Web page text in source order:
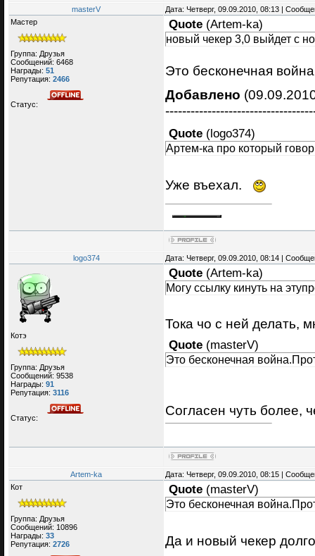
masterV
Дата: Четверг, 09.09.2010, 08:13 |
Мастер
Группа: Друзья
Сообщений: 6468
Награды: 51
Репутация: 2466
Статус:
Quote (Artem-ka)
новый чекер 3,0 выйдет с
Это бесконечная
Добавлено
Quote (logo374)
Артем-ка про который
Уже въехал.
logo374 Дата: Четверг, 09.09.2010, 08:14 |
Котэ
Группа: Друзья
Сообщений: 9538
Награды: 91
Репутация: 3116
Статус:
Quote (Artem-ka)
Могу ссылку кинуть на
Тока чо с ней делать,
Quote (masterV)
Это бесконечная
Согласен чуть более,
Artem-ka
Дата: Четверг, 09.09.2010, 08:15 |
Кот
Группа: Друзья
Сообщений: 10896
Награды: 33
Репутация: 2726
Quote (masterV)
Это бесконечная
Да и новый чекер